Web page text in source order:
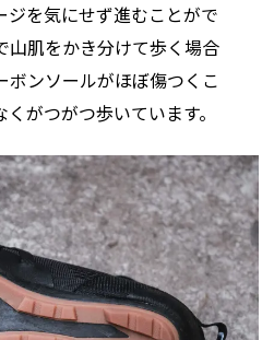
ジを気にせず進むことがで
山肌をかき分けて歩く場合
ボンソールがほぼ傷つくこ
がつがつ歩いています。